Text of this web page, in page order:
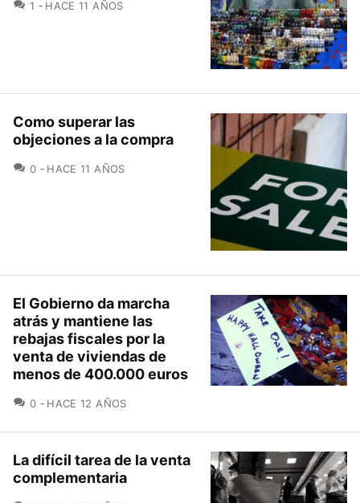
1 COMENTARIOS
HACE 11 AÑOS
Como superar las
objeciones a la compra
0 COMENTARIOS
HACE 11 AÑOS
El Gobierno da marcha
atrás y mantiene las
rebajas fiscales por la
venta de viviendas de
menos de 400.000 euros
0 COMENTARIOS
HACE 12 AÑOS
La difícil tarea de la venta
complementaria